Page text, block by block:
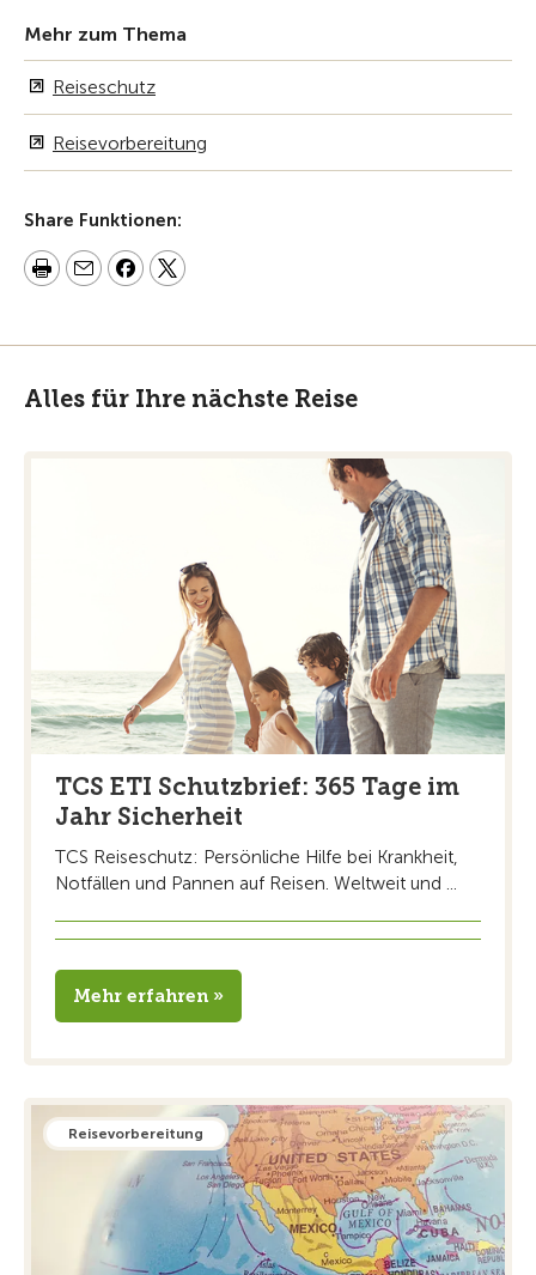
Mehr zum Thema
Reiseschutz
Reisevorbereitung
Share Funktionen:
Alles für Ihre nächste Reise
TCS ETI Schutzbrief: 365 Tage im
Jahr Sicherheit
TCS Reiseschutz: Persönliche Hilfe bei Krankheit,
Notfällen und Pannen auf Reisen. Weltweit und ...
Mehr erfahren »
Reisevorbereitung